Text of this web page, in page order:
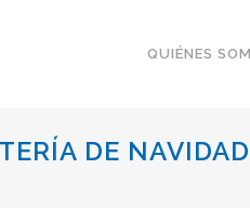
QUIÉNES
DE